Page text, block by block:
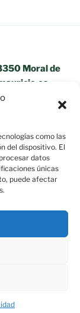
como las
del dispositivo. El
datos
únicas
puede afectar
Moral de